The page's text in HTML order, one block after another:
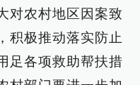
对农村地区因案致
积极推动落实防止
足各项救助帮扶措